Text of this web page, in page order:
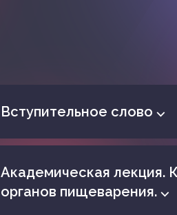
Вступительное слово ⌵
Академическая лекция.
органов пищеварения. ⌵